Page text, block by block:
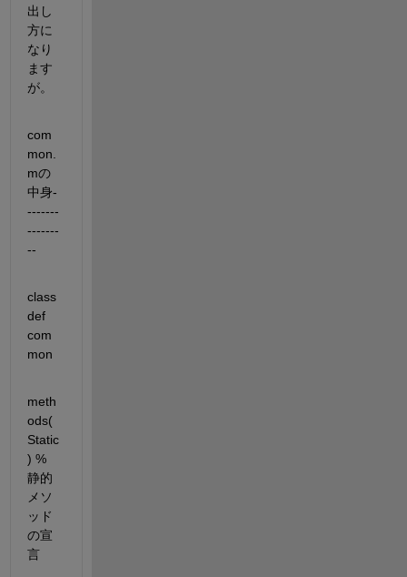
出し
方に
なり
ます
が。
com
mon.
mの
中身-
-------
-------
--
class
def
com
mon
meth
ods(
Static
) %
静的
メソ
ッド
の宣
言